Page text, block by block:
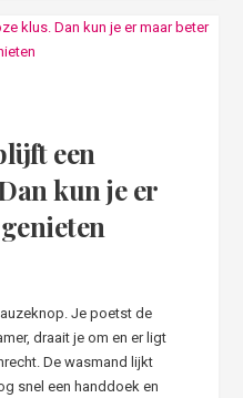
een
kun je er
Je poetst de
draait je om en er ligt
De wasmand lijkt
snel een handdoek en